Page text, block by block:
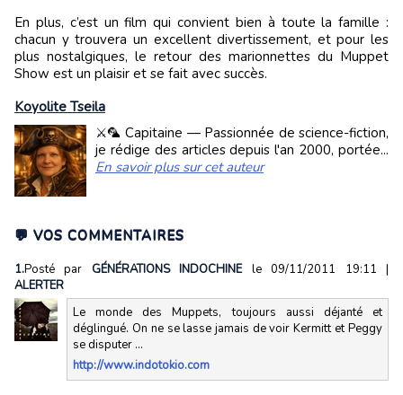
En plus, c’est un film qui convient bien à toute la famille :
chacun y trouvera un excellent divertissement, et pour les
plus nostalgiques, le retour des marionnettes du Muppet
Show est un plaisir et se fait avec succès.
Koyolite Tseila
⚔️🦜 Capitaine — Passionnée de science-fiction,
je rédige des articles depuis l'an 2000, portée...
En savoir plus sur cet auteur
💬 VOS COMMENTAIRES
1.Posté par GÉNÉRATIONS INDOCHINE le 09/11/2011 19:11|
ALERTER
Le monde des Muppets, toujours aussi déjanté et
déglingué. On ne se lasse jamais de voir Kermitt et Peggy
se disputer ...
http://www.indotokio.com